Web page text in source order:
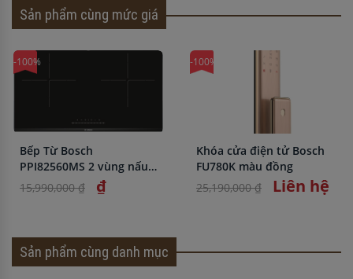
Sản phẩm cùng mức giá
-100%
Bếp Từ Bosch
PPI82560MS 2 vùng nấu
nhập khẩu chính hãng
15,990,000 ₫ ₫
-100%
Khóa cửa điện tử Bosch
FU780K màu đồng
25,190,000 ₫
Liên hệ
Sản phẩm cùng danh mục